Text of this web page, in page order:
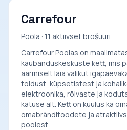
Carrefour
Poola · 11 aktiivset brošüüri
Carrefour Poolas on
kaubanduskeskuste kett, mis
äärmiselt laia valikut
toidust, küpsetistest ja
elektroonika, rõivaste ja
katuse alt. Kett on kuulus ka
omabränditoodete ja
poolest.